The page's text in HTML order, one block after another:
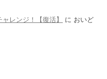
レンジ！【復活】
に おいど